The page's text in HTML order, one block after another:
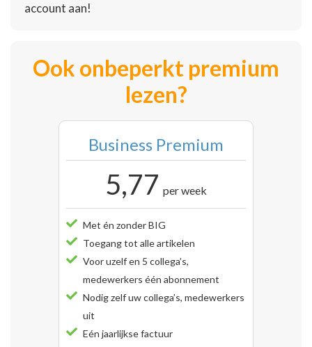
account aan!
Ook onbeperkt premium
lezen?
Business Premium
5,77 per week
Met én zonder BIG
Toegang tot alle artikelen
Voor uzelf en 5 collega’s,
medewerkers één abonnement
Nodig zelf uw collega’s, medewerkers
uit
Eén jaarlijkse factuur